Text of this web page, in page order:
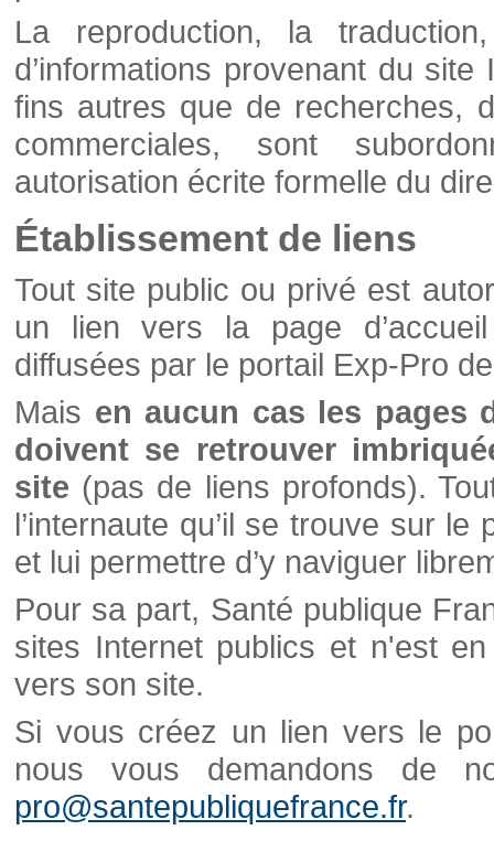
La reproduction, la
d’informations provenant du
fins autres que de recherches,
commerciales, sont
autorisation écrite formelle du
Établissement de liens
Tout site public ou privé est
un lien vers la page
diffusées par le portail Exp-Pro
Mais en aucun cas les pages
doivent se retrouver
site (pas de liens profonds).
l’internaute qu’il se trouve sur
et lui permettre d’y naviguer
Pour sa part, Santé publique
sites Internet publics et n'est
vers son site.
Si vous créez un lien vers le
nous vous demandons de
pro@santepubliquefrance.fr.